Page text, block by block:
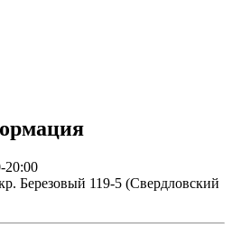
20:00
Березовый 119-5 (Свердловский